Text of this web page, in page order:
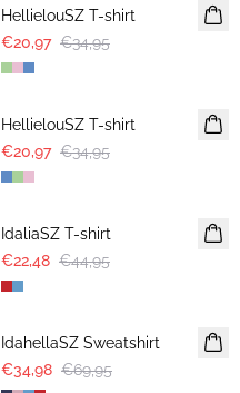
HellielouSZ T-shirt
€20,97 €34,95
-40%
HellielouSZ T-shirt
€20,97 €34,95
-50%
IdaliaSZ T-shirt
€22,48 €44,95
-50%
IdahellaSZ Sweatshirt
€34,98 €69,95